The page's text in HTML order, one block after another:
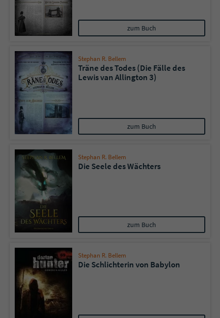
zum Buch
Stephan R. Bellem
Träne des Todes (Die Fälle des
Lewis van Allington 3)
zum Buch
Stephan R. Bellem
Die Seele des Wächters
zum Buch
Stephan R. Bellem
Die Schlichterin von Babylon
Name
Laufzeit 1 Jahr
Zweck Cookie für Kommentare einzelner Buchtitel
Name fe_typo_user
Laufzeit Session
Zweck
Sicherheitscode des Kontaktformulars zu
überprüfen.